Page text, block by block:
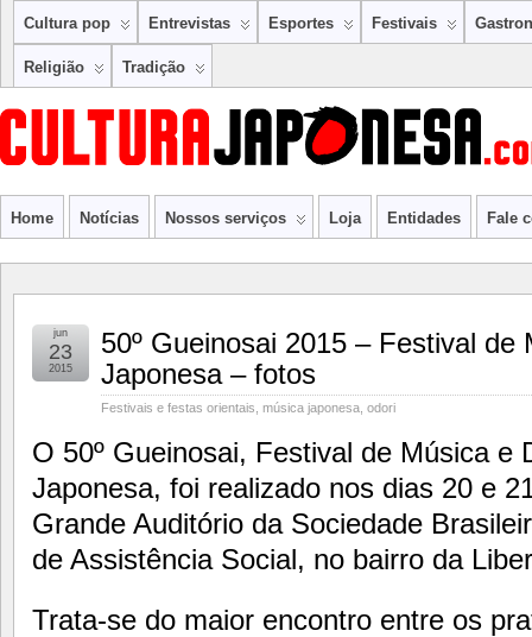
Cultura pop Entrevistas Esportes Festivais
Religião Tradição
Home Notícias Nossos serviços Loja Entidades Fale
50º Gueinosai 2015 – Festival
Japonesa – fotos
Festivais e festas orientais música japonesa odori
jun
23
2015
O 50º Gueinosai, Festival de Música e
Japonesa, foi realizado nos dias 20 e
Grande Auditório da Sociedade
de Assistência Social, no bairro da
Trata-se do maior encontro entre os